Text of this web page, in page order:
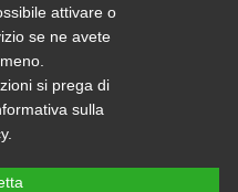
in ferro Roma Est
Roma Est
ferro Roma Est
Roma Est
Est
Privacy
attivare o
se ne avete
si prega di
sulla